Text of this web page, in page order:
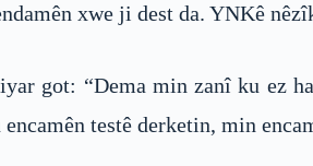
xwe ji dest da. YNKê
got: “Dema min zanî ku ez
encamên testê derketin, min